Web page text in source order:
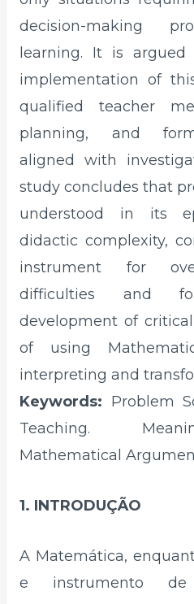
decision-making
learning. It is
implementation of
qualified teacher
planning, and
aligned with
study concludes that
understood in its
didactic complexity,
instrument for
difficulties and
development of
of using
interpreting and
Keywords: Problem
Teaching.
Mathematical
1. INTRODUÇÃO
A Matemática,
e instrumento de